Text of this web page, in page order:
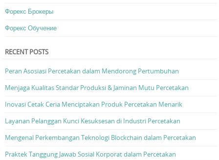
Форекс Брокеры
Форекс Обучение
RECENT POSTS
Peran Asosiasi Percetakan dalam Mendorong Pertumbuhan
Menjaga Kualitas Standar Produksi & Jaminan Mutu Percetakan
Inovasi Cetak Ceria Menciptakan Produk Percetakan Menarik
Layanan Pelanggan Kunci Kesuksesan di Industri Percetakan
Mengenal Perkembangan Teknologi Blockchain dalam Percetakan
Praktek Tanggung Jawab Sosial Korporat dalam Percetakan